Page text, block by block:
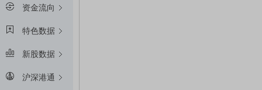
资金流向
特色数据
新股数据
沪深港通